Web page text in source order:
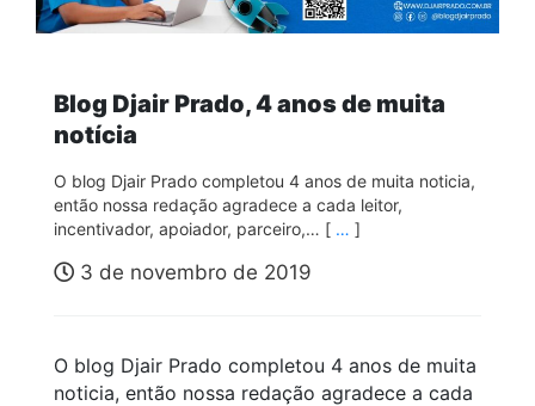
Blog Djair Prado, 4 anos de muita
notícia
O blog Djair Prado completou 4 anos de muita noticia,
então nossa redação agradece a cada leitor,
incentivador, apoiador, parceiro,… [ … ]
3 de novembro de 2019
O blog Djair Prado completou 4 anos de muita
noticia, então nossa redação agradece a cada